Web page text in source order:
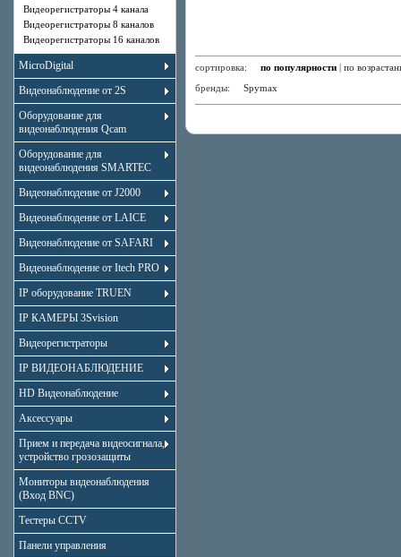
Видеорегистраторы 4 канала
Видеорегистраторы 8 каналов
Видеорегистраторы 16 каналов
MicroDigital
Видеонаблюдение от 2S
Оборудование для
видеонаблюдения Qcam
Оборудование для
видеонаблюдения SMARTEC
Видеонаблюдение от J2000
Видеонаблюдение от LAICE
Видеонаблюдение от SAFARI
Видеонаблюдение от Itech PRO
IP оборудование TRUEN
IP КАМЕРЫ 3Svision
Видеорегистраторы
IP ВИДЕОНАБЛЮДЕНИЕ
HD Видеонаблюдение
Аксессуары
Прием и передача видеосигнала,
устройство грозозащиты
Мониторы видеонаблюдения
(Вход BNC)
Тестеры CCTV
Панели управления
сортировка: по популярности | по
бренды: Spymax